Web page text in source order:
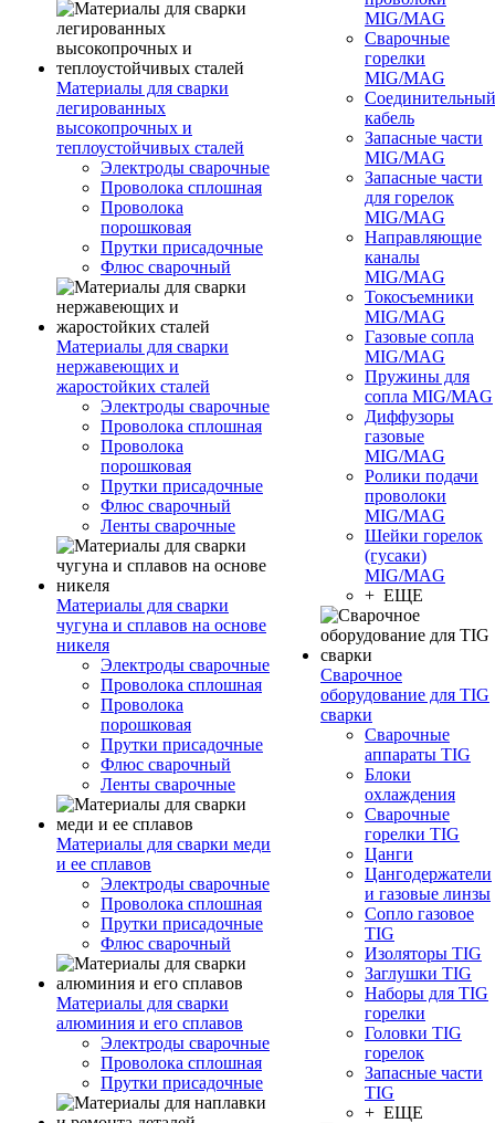
Материалы для сварки
легированных
высокопрочных и
теплоустойчивых сталей
Электроды сварочные
Проволока сплошная
Проволока
порошковая
Прутки присадочные
Флюс сварочный
Материалы для сварки
нержавеющих и
жаростойких сталей
Электроды сварочные
Проволока сплошная
Проволока
порошковая
Прутки присадочные
Флюс сварочный
Ленты сварочные
Материалы для сварки
чугуна и сплавов на основе
никеля
Электроды сварочные
Проволока сплошная
Проволока
порошковая
Прутки присадочные
Флюс сварочный
Ленты сварочные
Материалы для сварки меди
и ее сплавов
Электроды сварочные
Проволока сплошная
Прутки присадочные
Флюс сварочный
Материалы для сварки
алюминия и его сплавов
Электроды сварочные
Проволока сплошная
Прутки присадочные
MIG/MAG
Сварочные
горелки
MIG/MAG
Соединительный
кабель
Запасные части
MIG/MAG
Запасные части
для горелок
MIG/MAG
Направляющие
каналы
MIG/MAG
Токосъемники
MIG/MAG
Газовые сопла
MIG/MAG
Пружины для
сопла MIG/MAG
Диффузоры
газовые
MIG/MAG
Ролики подачи
проволоки
MIG/MAG
Шейки горелок
(гусаки)
MIG/MAG
+ ЕЩЕ
Сварочное
оборудование для TIG
сварки
Сварочные
аппараты TIG
Блоки
охлаждения
Сварочные
горелки TIG
Цанги
Цангодержатели
и газовые линзы
Сопло газовое
TIG
Изоляторы TIG
Заглушки TIG
Наборы для TIG
горелки
Головки TIG
горелок
Запасные части
TIG
+ ЕЩЕ